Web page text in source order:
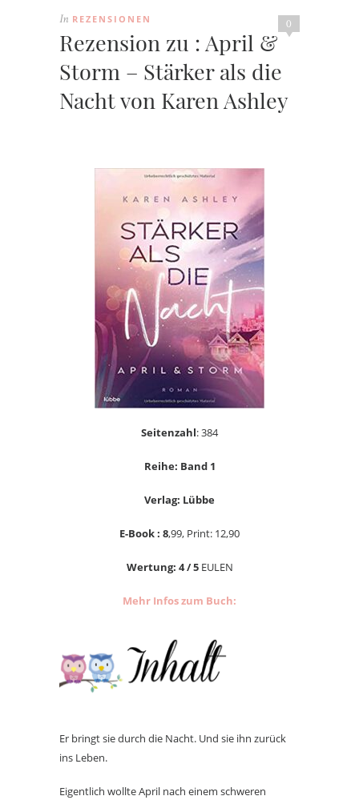
0
In REZENSIONEN
Rezension zu : April &
Storm – Stärker als die
Nacht von Karen Ashley
Seitenzahl: 384
Reihe: Band 1
Verlag: Lübbe
E-Book : 8,99, Print: 12,90
Wertung: 4 / 5EULEN
Mehr Infos zum Buch:
Er bringt sie durch die Nacht. Und sie ihn zurück
ins Leben.
Eigentlich wollte April nach einem schweren